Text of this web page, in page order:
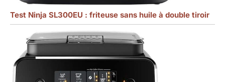
Test Ninja SL300EU : friteuse sans huile à double tiroir